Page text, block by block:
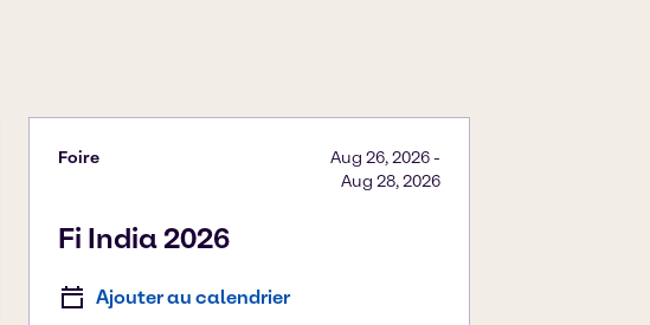
Foire
Fi India 2026
Aug 26, 2026-
Aug 28, 2026
Ajouter au calendrier